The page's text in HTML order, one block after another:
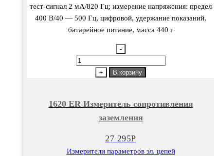
тест-сигнал 2 мА/820 Гц; измерение напряжения: предел
400 В/40 — 500 Гц, цифровой, удержание показаний,
батарейное питание, масса 440 г
-
Количество
Измеритель
сопротивления
+ В корзину
1620 ER Измеритель сопротивления
заземления
27 295Р
Измерители параметров эл. цепей